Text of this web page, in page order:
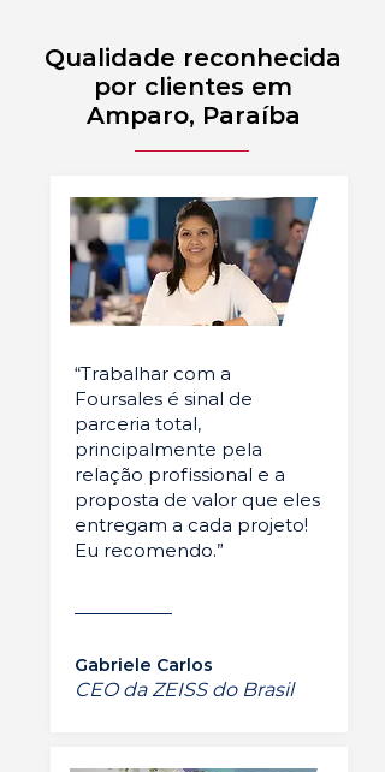
Qualidade reconhecida
por clientes em
Amparo, Paraíba
“Trabalhar com a
Foursales é sinal de
parceria total,
principalmente pela
relação profissional e a
proposta de valor que eles
entregam a cada projeto!
Eu recomendo.”
Gabriele Carlos
CEO da ZEISS do Brasil